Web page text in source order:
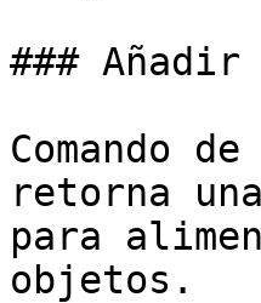
###
Comando
retorna
para
objetos.